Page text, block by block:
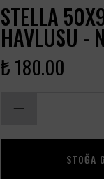
STELLA
HAVLUSU -
₺ 180.00
STOĞA